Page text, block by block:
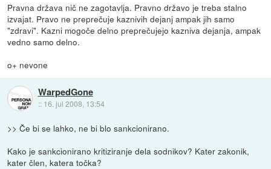
Pravna država nič ne zagotavlja. Pravno državo je treba stalno
izvajat. Pravo ne preprečuje kaznivih dejanj ampak jih samo
"zdravi". Kazni mogoče delno preprečujejo kazniva dejanja, ampak
vedno samo delno.
o+ nevone
WarpedGone
:: 16. jul 2008, 13:54
>> Če bi se lahko, ne bi blo sankcionirano.
Kako je sankcionirano kritiziranje dela sodnikov? Kater zakonik,
kater člen, katera točka?